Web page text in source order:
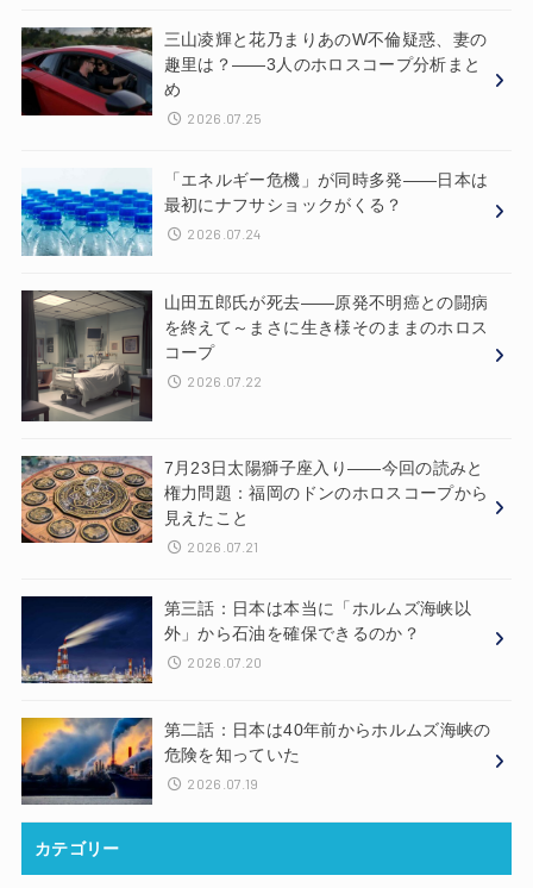
三山凌輝と花乃まりあのW不倫疑惑、妻の
趣里は？——3人のホロスコープ分析まと
め
2026.07.25
「エネルギー危機」が同時多発——日本は
最初にナフサショックがくる？
2026.07.24
山田五郎氏が死去——原発不明癌との闘病
を終えて～まさに生き様そのままのホロス
コープ
2026.07.22
7月23日太陽獅子座入り——今回の読みと
権力問題：福岡のドンのホロスコープから
見えたこと
2026.07.21
第三話：日本は本当に「ホルムズ海峡以
外」から石油を確保できるのか？
2026.07.20
第二話：日本は40年前からホルムズ海峡の
危険を知っていた
2026.07.19
カテゴリー